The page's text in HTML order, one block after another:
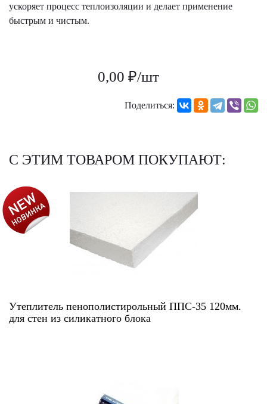
ускоряет процесс теплоизоляции и делает применение
быстрым и чистым.
0,00 ₽/шт
Поделиться:
С ЭТИМ ТОВАРОМ ПОКУПАЮТ:
АКЦИЯ!
Утеплитель пенополистирольный ППС-35 120мм.
для стен из силикатного блока